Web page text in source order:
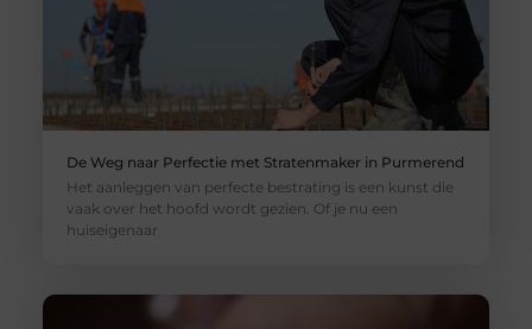
De Weg naar Perfectie met Stratenmaker in Purmerend
Het aanleggen van perfecte bestrating is een kunst die
vaak over het hoofd wordt gezien. Of je nu een
huiseigenaar